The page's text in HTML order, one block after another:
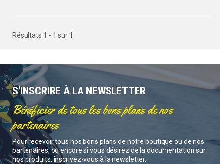
Résultats 1 - 1 sur 1.
S'INSCRIRE À LA NEWSLETTER
Bénéficier de tous les bons plans de nos
partenaires
Pour recevoir tous nos bons plans de notre boutique ou de nos
partenaires, ou encore si vous désirez de la documentation sur
nos produits, inscrivez-vous à la newsletter.